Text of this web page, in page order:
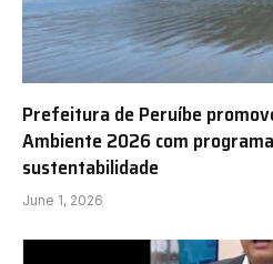
Prefeitura de Peruíbe
Ambiente 2026 com
sustentabilidade
June 1, 2026